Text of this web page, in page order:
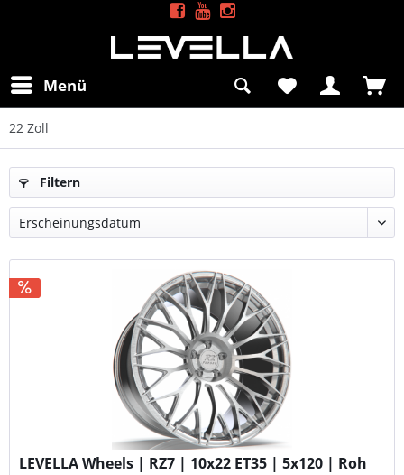
Menü
22 Zoll
Filtern
LEVELLA Wheels | RZ7 | 10x22 ET35 | 5x120 | Roh